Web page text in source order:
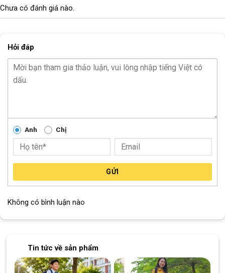
TRỤC GIỮA N/A
CỐT BÁNH TRƯỚC Cốt vẹn
Chưa có đánh giá nào.
Hỏi đáp
Anh Chị
GỬI
Không có bình luận nào
Tin tức về sản phẩm